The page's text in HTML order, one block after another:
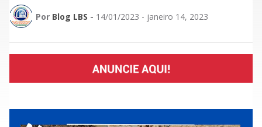
Por Blog LBS - 14/01/2023 - janeiro 14, 2023